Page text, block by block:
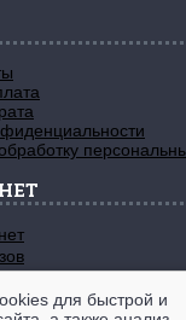
для быстрой и